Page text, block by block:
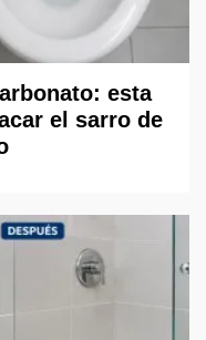
esta
el sarro de